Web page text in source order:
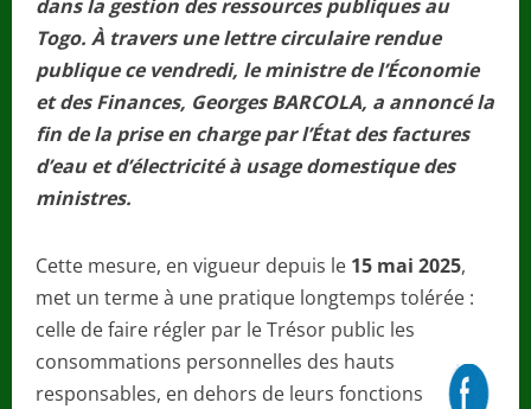
dans la gestion des ressources publiques au
Togo. À travers une lettre circulaire rendue
publique ce vendredi, le ministre de l’Économie
et des Finances, Georges BARCOLA, a annoncé la
fin de la prise en charge par l’État des factures
d’eau et d’électricité à usage domestique des
ministres.
Cette mesure, en vigueur depuis le 15 mai 2025,
met un terme à une pratique longtemps tolérée :
celle de faire régler par le Trésor public les
consommations personnelles des hauts
responsables, en dehors de leurs fonctions